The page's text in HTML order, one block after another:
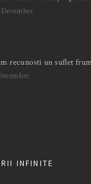
recunosti un suflet
INFINITE